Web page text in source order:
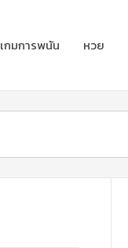
เกมการพนัน หวย